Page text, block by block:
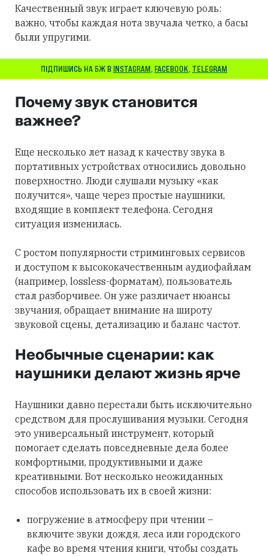
Качественный звук играет ключевую роль:
важно, чтобы каждая нота звучала четко, а басы
были упругими.
ПІДПИШИСЬ НА БЖ В INSTAGRAM, FACEBOOK, TELEGRAM
Почему звук становится
важнее?
Еще несколько лет назад к качеству звука в
портативных устройствах относились довольно
поверхностно. Люди слушали музыку «как
получится», чаще через простые наушники,
входящие в комплект телефона. Сегодня
ситуация изменилась.
С ростом популярности стриминговых сервисов
и доступом к высококачественным аудиофайлам
(например, lossless-форматам), пользователь
стал разборчивее. Он уже различает нюансы
звучания, обращает внимание на широту
звуковой сцены, детализацию и баланс частот.
Необычные сценарии: как
наушники делают жизнь ярче
Наушники давно перестали быть исключительно
средством для прослушивания музыки. Сегодня
это универсальный инструмент, который
помогает сделать повседневные дела более
комфортными, продуктивными и даже
креативными. Вот несколько неожиданных
способов использовать их в своей жизни:
погружение в атмосферу при чтении –
включите звуки дождя, леса или городского
кафе во время чтения книги, чтобы создать